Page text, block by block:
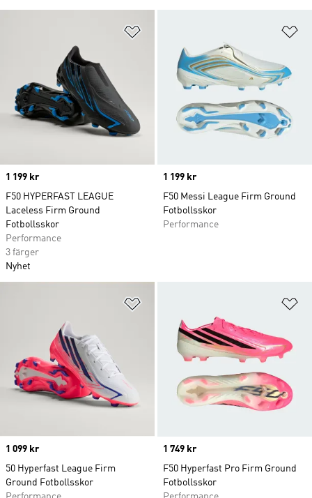
Price
1 199 kr
F50 HYPERFAST LEAGUE
Laceless Firm Ground
Fotbollsskor
Performance
3 färger
Nyhet
Price
1 199 kr
F50 Messi League Firm Ground
Fotbollsskor
Performance
Price
1 099 kr
50 Hyperfast League Firm
Ground Fotbollsskor
Price
1 749 kr
F50 Hyperfast Pro Firm Ground
Fotbollsskor